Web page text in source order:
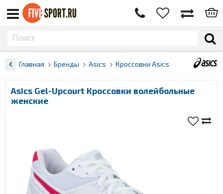
Главная Бренды Asics Кроссовки Asics
Asics Gel-Upcourt Кроссовки волейбольные
женские